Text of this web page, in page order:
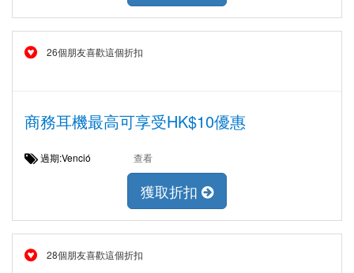
26個朋友喜歡這個折扣
商務耳機最高可享受HK$10優惠
過期:Venció 查看
獲取折扣
28個朋友喜歡這個折扣